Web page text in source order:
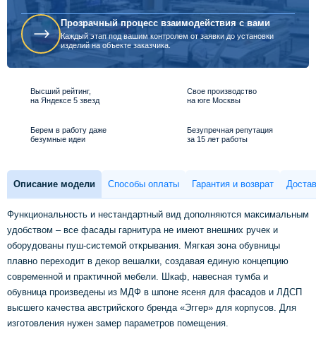
Прозрачный процесс взаимодействия с вами
Каждый этап под вашим контролем от заявки до установки
изделий на объекте заказчика.
Высший рейтинг,
на Яндексе 5 звезд
Свое производство
на юге Москвы
Берем в работу даже
безумные идеи
Безупречная репутация
за 15 лет работы
Описание модели Способы оплаты Гарантия и возврат
Функциональность и нестандартный вид дополняются максимальным
удобством – все фасады гарнитура не имеют внешних ручек и
оборудованы пуш-системой открывания. Мягкая зона обувницы
плавно переходит в декор вешалки, создавая единую концепцию
современной и практичной мебели. Шкаф, навесная тумба и
обувница произведены из МДФ в шпоне ясеня для фасадов и ЛДСП
высшего качества австрийского бренда «Эггер» для корпусов. Для
изготовления нужен замер параметров помещения.